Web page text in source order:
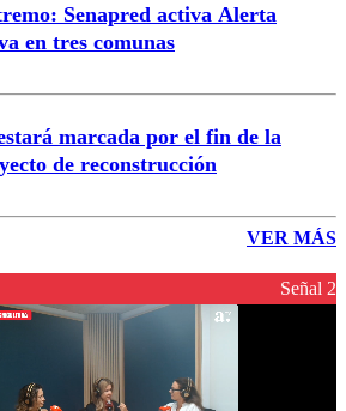
Senapred activa Alerta
en tres comunas
marcada por el fin de la
de reconstrucción
VER MÁS
Señal 2